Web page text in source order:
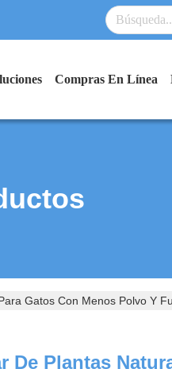
Compras En Línea
Gatos Con Menos Polvo Y
De Plantas